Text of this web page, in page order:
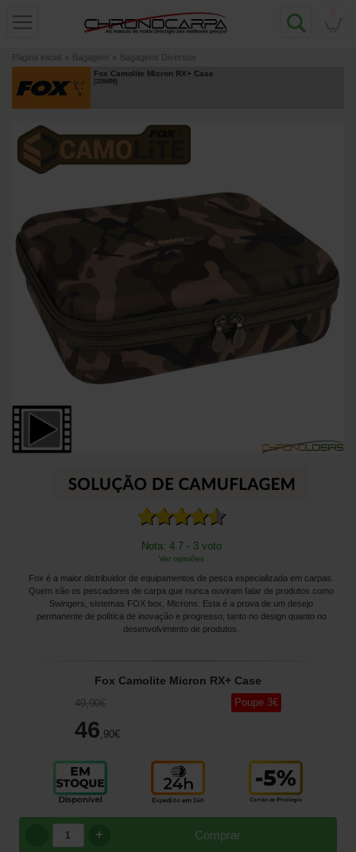
Página inicial » Bagagem » Bagagens Diversos
Fox Camolite Micron RX+ Case
[226689]
Nota: 4.7 - 3 voto
Ver opiniões
Fox é a maior distribuidor de equipamentos de pesca especializada em carpas.
Quem são os pescadores de carpa que nunca ouviram falar de produtos como
Swingers, sistemas FOX box, Microns. Esta é a prova de um desejo
permanente de política de inovação e progresso, tanto no design quanto no
desenvolvimento de produtos.
Fox Camolite Micron RX+ Case
49,90€
46 ,90€
Poupe 3€
Comprar
+